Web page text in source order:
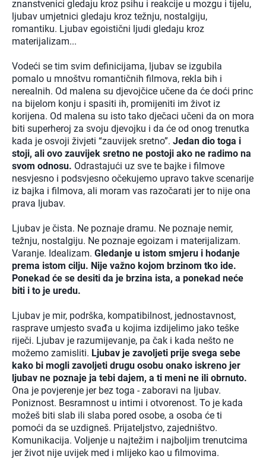
znanstvenici gledaju kroz psihu i reakcije u mozgu i tijelu,
ljubav umjetnici gledaju kroz težnju, nostalgiju,
romantiku. Ljubav egoistični ljudi gledaju kroz
materijalizam...
Vodeći se tim svim definicijama, ljubav se izgubila
pomalo u mnoštvu romantičnih filmova, rekla bih i
nerealnih. Od malena su djevojčice učene da će doći princ
na bijelom konju i spasiti ih, promijeniti im život iz
korijena. Od malena su isto tako dječaci učeni da on mora
biti superheroj za svoju djevojku i da će od onog trenutka
kada je osvoji živjeti “zauvijek sretno”. Jedan dio toga i
stoji, ali ovo zauvijek sretno ne postoji ako ne radimo na
svom odnosu. Odrastajući uz sve te bajke i filmove
nesvjesno i podsvjesno očekujemo upravo takve scenarije
iz bajka i filmova, ali moram vas razočarati jer to nije ona
prava ljubav.
Ljubav je čista. Ne poznaje dramu. Ne poznaje nemir,
težnju, nostalgiju. Ne poznaje egoizam i materijalizam.
Varanje. Idealizam. Gledanje u istom smjeru i hodanje
prema istom cilju. Nije važno kojom brzinom tko ide.
Ponekad će se desiti da je brzina ista, a ponekad neće
biti i to je uredu.
Ljubav je mir, podrška, kompatibilnost, jednostavnost,
rasprave umjesto svađa u kojima izdijelimo jako teške
riječi. Ljubav je razumijevanje, pa čak i kada nešto ne
možemo zamisliti. Ljubav je zavoljeti prije svega sebe
kako bi mogli zavoljeti drugu osobu onako iskreno jer
ljubav ne poznaje ja tebi dajem, a ti meni ne ili obrnuto.
Ona je povjerenje jer bez toga - zaboravi na ljubav.
Poniznost. Besramnost u intimi i otvorenost. To je kada
možeš biti slab ili slaba pored osobe, a osoba će ti
pomoći da se uzdigneš. Prijateljstvo, zajedništvo.
Komunikacija. Voljenje u najtežim i najboljim trenutcima
jer život nije uvijek med i mlijeko kao u filmovima.